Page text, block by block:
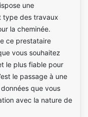
une
type des travaux
la cheminée.
ce prestataire
vous souhaitez
le plus fiable pour
le passage à une
que vous
avec la nature de